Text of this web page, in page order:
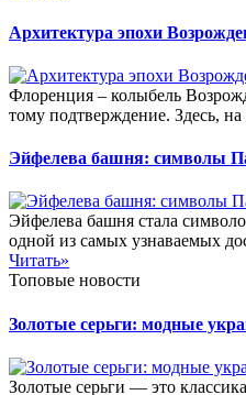
Архитектура эпохи
Флоренция – колыбель
тому подтверждение. Здесь,
Эйфелева башня: символы
Эйфелева башня стала
одной из самых узнаваемых
Читать»
Топовые новости
Золотые серьги: модные
Золотые серьги — это